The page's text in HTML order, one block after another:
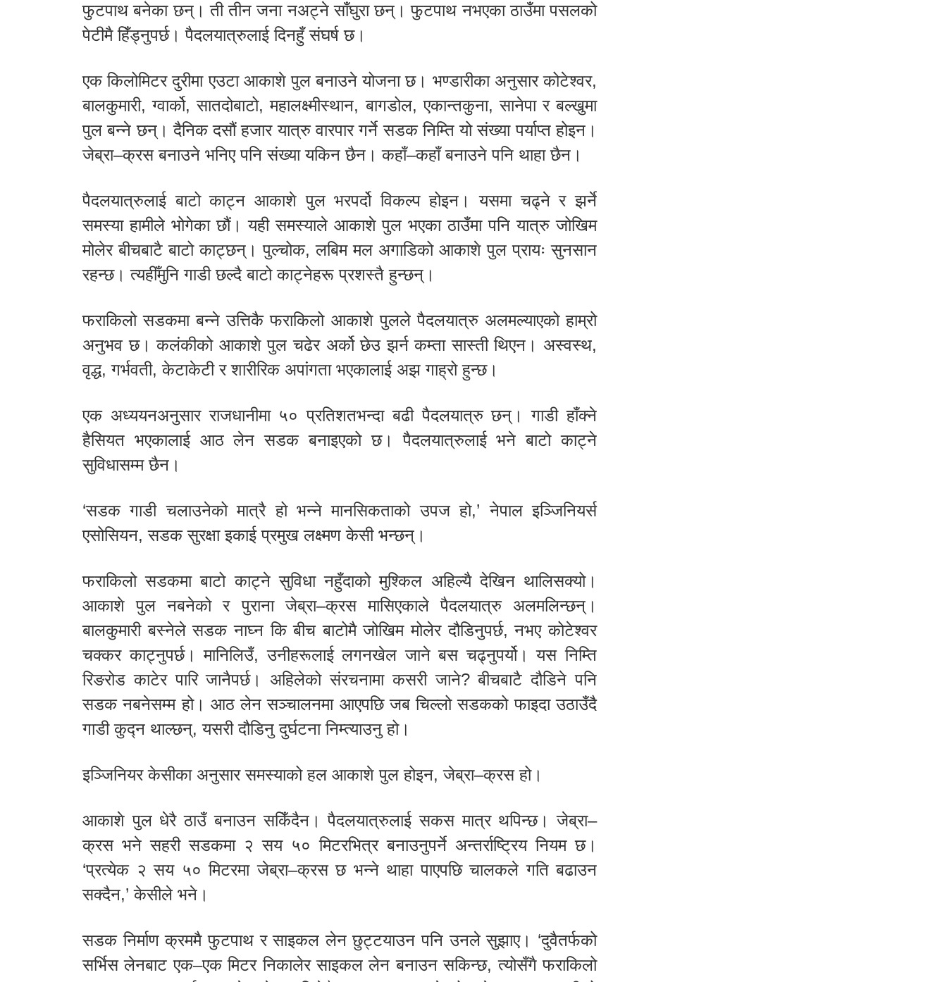
फुटपाथ बनेका छन्। ती तीन जना नअट्ने साँघुरा छन्। फुटपाथ नभएका ठाउँमा पसलको
पेटीमै हिँड्नुपर्छ। पैदलयात्रुलाई दिनहुँ संघर्ष छ।
एक किलोमिटर दुरीमा एउटा आकाशे पुल बनाउने योजना छ। भण्डारीका अनुसार कोटेश्वर,
बालकुमारी, ग्वार्को, सातदोबाटो, महालक्ष्मीस्थान, बागडोल, एकान्तकुना, सानेपा र बल्खुमा
पुल बन्ने छन्। दैनिक दसौं हजार यात्रु वारपार गर्ने सडक निम्ति यो संख्या पर्याप्त होइन।
जेब्रा–क्रस बनाउने भनिए पनि संख्या यकिन छैन। कहाँ–कहाँ बनाउने पनि थाहा छैन।
पैदलयात्रुलाई बाटो काट्न आकाशे पुल भरपर्दो विकल्प होइन। यसमा चढ्ने र झर्ने
समस्या हामीले भोगेका छौं। यही समस्याले आकाशे पुल भएका ठाउँमा पनि यात्रु जोखिम
मोलेर बीचबाटै बाटो काट्छन्। पुल्चोक, लबिम मल अगाडिको आकाशे पुल प्रायः सुनसान
रहन्छ। त्यहीँमुनि गाडी छल्दै बाटो काट्नेहरू प्रशस्तै हुन्छन्।
फराकिलो सडकमा बन्ने उत्तिकै फराकिलो आकाशे पुलले पैदलयात्रु अलमल्याएको हाम्रो
अनुभव छ। कलंकीको आकाशे पुल चढेर अर्को छेउ झर्न कम्ता सास्ती थिएन। अस्वस्थ,
वृद्ध, गर्भवती, केटाकेटी र शारीरिक अपांगता भएकालाई अझ गाह्रो हुन्छ।
एक अध्ययनअनुसार राजधानीमा ५० प्रतिशतभन्दा बढी पैदलयात्रु छन्। गाडी हाँक्ने
हैसियत भएकालाई आठ लेन सडक बनाइएको छ। पैदलयात्रुलाई भने बाटो काट्ने
सुविधासम्म छैन।
‘सडक गाडी चलाउनेको मात्रै हो भन्ने मानसिकताको उपज हो,’ नेपाल इञ्जिनियर्स
एसोसियन, सडक सुरक्षा इकाई प्रमुख लक्ष्मण केसी भन्छन्।
फराकिलो सडकमा बाटो काट्ने सुविधा नहुँदाको मुश्किल अहिल्यै देखिन थालिसक्यो।
आकाशे पुल नबनेको र पुराना जेब्रा–क्रस मासिएकाले पैदलयात्रु अलमलिन्छन्।
बालकुमारी बस्नेले सडक नाघ्न कि बीच बाटोमै जोखिम मोलेर दौडिनुपर्छ, नभए कोटेश्वर
चक्कर काट्नुपर्छ। मानिलिउँ, उनीहरूलाई लगनखेल जाने बस चढ्नुपर्यो। यस निम्ति
रिङरोड काटेर पारि जानैपर्छ। अहिलेको संरचनामा कसरी जाने? बीचबाटै दौडिने पनि
सडक नबनेसम्म हो। आठ लेन सञ्चालनमा आएपछि जब चिल्लो सडकको फाइदा उठाउँदै
गाडी कुद्न थाल्छन्, यसरी दौडिनु दुर्घटना निम्त्याउनु हो।
इञ्जिनियर केसीका अनुसार समस्याको हल आकाशे पुल होइन, जेब्रा–क्रस हो।
आकाशे पुल धेरै ठाउँ बनाउन सकिँदैन। पैदलयात्रुलाई सकस मात्र थपिन्छ। जेब्रा–
क्रस भने सहरी सडकमा २ सय ५० मिटरभित्र बनाउनुपर्ने अन्तर्राष्ट्रिय नियम छ।
‘प्रत्येक २ सय ५० मिटरमा जेब्रा–क्रस छ भन्ने थाहा पाएपछि चालकले गति बढाउन
सक्दैन,’ केसीले भने।
सडक निर्माण क्रममै फुटपाथ र साइकल लेन छुट्टयाउन पनि उनले सुझाए। ‘दुवैतर्फको
सर्भिस लेनबाट एक–एक मिटर निकालेर साइकल लेन बनाउन सकिन्छ, त्योसँगै फराकिलो